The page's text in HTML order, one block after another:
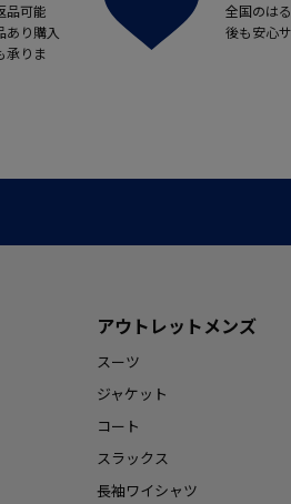
品可能
り購入
承りま
全国のは
後も安心
アウトレットメンズ
スーツ
ジャケット
コート
スラックス
長袖ワイシャツ